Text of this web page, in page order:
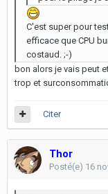
C'est super pour
efficace que CPU
costaud. ;-)
bon alors je vais peut
trop et
Citer
Thor
Posté(e) 16